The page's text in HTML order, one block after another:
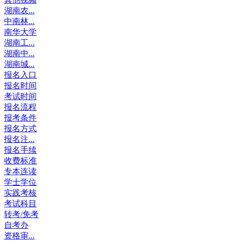
湖南农...
中南林...
南华大学
湖南工...
湖南中...
湖南城...
报名入口
报名时间
考试时间
报名流程
报考条件
报名方式
报名注...
报名手续
收费标准
专本连读
学士学位
实践考核
考试科目
转考/免考
自考办
资格审...